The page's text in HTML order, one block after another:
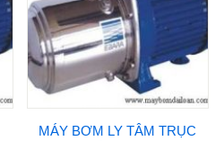
MÁY BƠM LY TÂM TRỤC